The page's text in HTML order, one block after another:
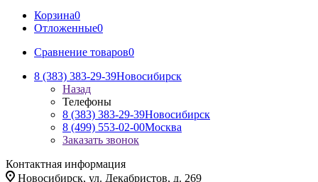
Корзина0
Отложенные0
Сравнение товаров0
8 (383) 383-29-39Новосибирск
Назад
Телефоны
8 (383) 383-29-39Новосибирск
8 (499) 553-02-00Москва
Заказать звонок
Контактная информация
Новосибирск, ул. Декабристов, д. 269